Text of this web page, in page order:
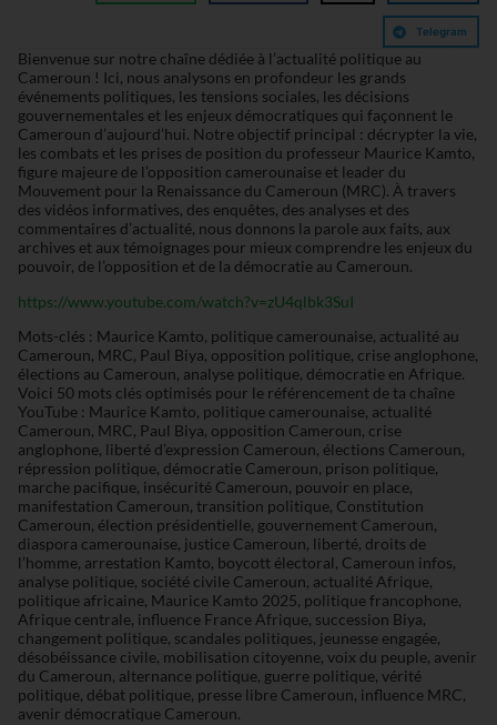
Telegram
Bienvenue sur notre chaîne dédiée à l’actualité politique au
Cameroun ! Ici, nous analysons en profondeur les grands
événements politiques, les tensions sociales, les décisions
gouvernementales et les enjeux démocratiques qui façonnent le
Cameroun d’aujourd’hui. Notre objectif principal : décrypter la vie,
les combats et les prises de position du professeur Maurice Kamto,
figure majeure de l’opposition camerounaise et leader du
Mouvement pour la Renaissance du Cameroun (MRC). À travers
des vidéos informatives, des enquêtes, des analyses et des
commentaires d’actualité, nous donnons la parole aux faits, aux
archives et aux témoignages pour mieux comprendre les enjeux du
pouvoir, de l’opposition et de la démocratie au Cameroun.
https://www.youtube.com/watch?v=zU4qlbk3SuI
Mots-clés : Maurice Kamto, politique camerounaise, actualité au
Cameroun, MRC, Paul Biya, opposition politique, crise anglophone,
élections au Cameroun, analyse politique, démocratie en Afrique.
Voici 50 mots clés optimisés pour le référencement de ta chaîne
YouTube : Maurice Kamto, politique camerounaise, actualité
Cameroun, MRC, Paul Biya, opposition Cameroun, crise
anglophone, liberté d’expression Cameroun, élections Cameroun,
répression politique, démocratie Cameroun, prison politique,
marche pacifique, insécurité Cameroun, pouvoir en place,
manifestation Cameroun, transition politique, Constitution
Cameroun, élection présidentielle, gouvernement Cameroun,
diaspora camerounaise, justice Cameroun, liberté, droits de
l’homme, arrestation Kamto, boycott électoral, Cameroun infos,
analyse politique, société civile Cameroun, actualité Afrique,
politique africaine, Maurice Kamto 2025, politique francophone,
Afrique centrale, influence France Afrique, succession Biya,
changement politique, scandales politiques, jeunesse engagée,
désobéissance civile, mobilisation citoyenne, voix du peuple, avenir
du Cameroun, alternance politique, guerre politique, vérité
politique, débat politique, presse libre Cameroun, influence MRC,
avenir démocratique Cameroun.